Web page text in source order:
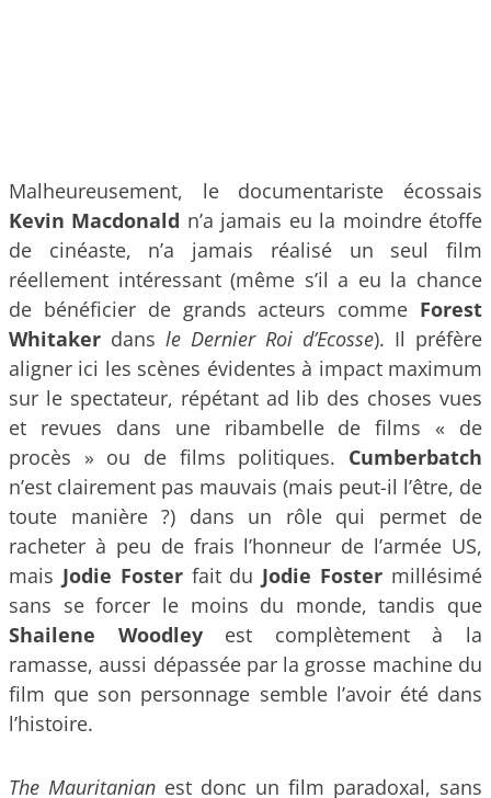
Malheureusement, le documentariste écossais
Kevin Macdonald n’a jamais eu la moindre étoffe
de cinéaste, n’a jamais réalisé un seul film
réellement intéressant (même s’il a eu la chance
de bénéficier de grands acteurs comme Forest
Whitaker dans le Dernier Roi d’Ecosse). Il préfère
aligner ici les scènes évidentes à impact maximum
sur le spectateur, répétant ad lib des choses vues
et revues dans une ribambelle de films « de
procès » ou de films politiques. Cumberbatch
n’est clairement pas mauvais (mais peut-il l’être, de
toute manière ?) dans un rôle qui permet de
racheter à peu de frais l’honneur de l’armée US,
mais Jodie Fosterfait du Jodie Foster millésimé
sans se forcer le moins du monde, tandis que
Shailene Woodleyest complètement à la
ramasse, aussi dépassée par la grosse machine du
film que son personnage semble l’avoir été dans
l’histoire.
The Mauritanian est donc un film paradoxal, sans